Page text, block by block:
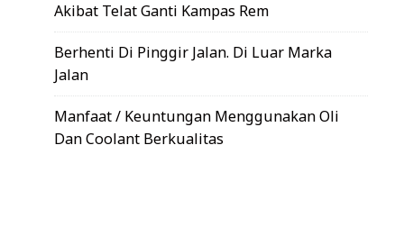
Akibat Telat Ganti Kampas Rem
Berhenti Di Pinggir Jalan. Di Luar Marka
Jalan
Manfaat / Keuntungan Menggunakan Oli
Dan Coolant Berkualitas